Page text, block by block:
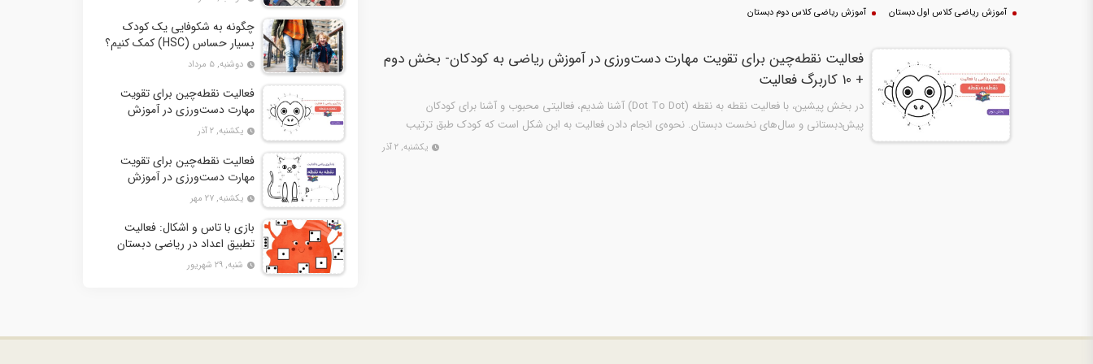
آموزش ریاضی کلاس اول دبستان آموزش ریاضی کلاس دوم دبستان
فعالیت نقطه‌چین برای تقویت مهارت دست‌ورزی در آموزش ریاضی به کودکان- بخش دوم
+ 10 کاربرگ فعالیت
در بخش پیشین، با فعالیت نقطه به نقطه (Dot To Dot) آشنا شدیم، فعالیتی محبوب و آشنا برای کودکان
پیش‌دبستانی و سال‌های نخست دبستان. نحوه‌ی انجام دادن فعالیت به این شکل است که کودک طبق ترتیب
یکشنبه, ۲ آذر
چگونه به شکوفایی یک کودک
بسیار حساس (HSC) کمک کنیم؟
دوشنبه, ۵ مرداد
فعالیت نقطه‌چین برای تقویت
مهارت دست‌ورزی در آموزش
یکشنبه, ۲ آذر
فعالیت نقطه‌چین برای تقویت
مهارت دست‌ورزی در آموزش
یکشنبه, ۲۷ مهر
بازی با تاس و اشکال: فعالیت
تطبیق اعداد در ریاضی دبستان
شنبه, ۲۹ شهریور